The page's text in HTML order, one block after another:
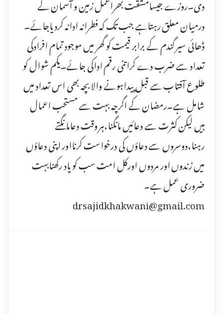
درمیان معلق رہتاہے جب تک کہ فطرانہ ادانہ کردیاجائے۔
ڈھائی سیر گندم کے برابر قیمت کو گھر میں موجود تمام افرادکی
تعداد سے ضرب دے کراتنی رقم اداکی جائے۔یکم شوال کو
طلوع آفتاب سے قبل پیداہونے والا بچہ بھی اس تعداد میں
شامل ہے۔رمضان کے اگرچہ بہت سے مستحب اعمال
ہیں لیکن کثرت سے دعائیں مانگنا،ہر وقت دعامانگتے
رہنا،دوسروں سے دعاؤں کی درخواست کرنااور اپنی دعاؤں
میں زندوں اور مردوں اورکل امت سب کو یاد رکھنابہت
ضروری عمل ہے۔
drsajidkhakwani@gmail.com